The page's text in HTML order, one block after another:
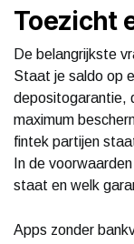
Toezicht
De belangrijkste
Staat je saldo op
depositogarantie,
maximum
fintek partijen
In de
staat en welk
Apps zonder